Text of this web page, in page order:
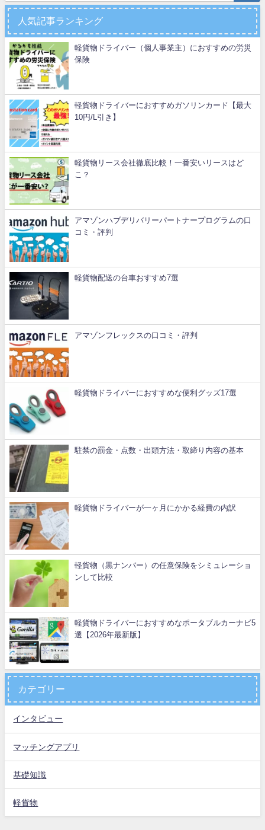
人気記事ランキング
軽貨物ドライバー（個人事業主）におすすめの労災
保険
軽貨物ドライバーにおすすめガソリンカード【最大
10円/L引き】
軽貨物リース会社徹底比較！一番安いリースはど
こ？
アマゾンハブデリバリーパートナープログラムの口
コミ・評判
軽貨物配送の台車おすすめ7選
アマゾンフレックスの口コミ・評判
軽貨物ドライバーにおすすめな便利グッズ17選
駐禁の罰金・点数・出頭方法・取締り内容の基本
軽貨物ドライバーが一ヶ月にかかる経費の内訳
軽貨物（黒ナンバー）の任意保険をシミュレーショ
ンして比較
軽貨物ドライバーにおすすめなポータブルカーナビ5
選【2026年最新版】
カテゴリー
インタビュー
マッチングアプリ
基礎知識
軽貨物